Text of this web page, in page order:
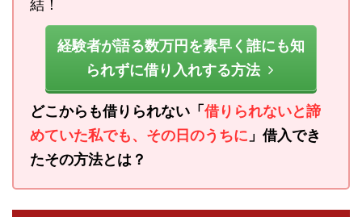
結！
経験者が語る数万円を素早く誰にも知
られずに借り入れする方法
どこからも借りられない「 借りられないと諦
めていた私でも、その日のうちに 」借入でき
たその方法とは？